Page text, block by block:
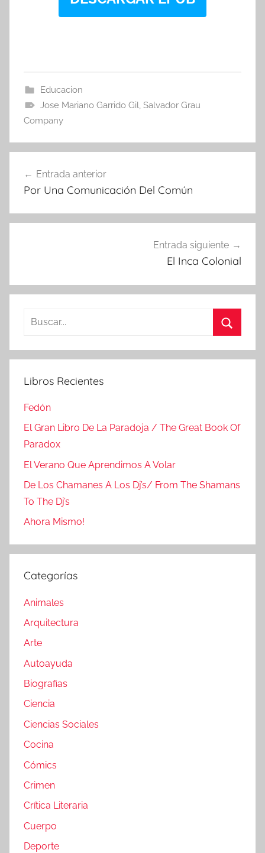
Educacion
Jose Mariano Garrido Gil Salvador Grau
Company
de
Entrada anterior
Por Una Comunicación Del Común
Entrada siguiente
El Inca Colonial
Buscar:
Libros Recientes
Fedón
El Gran Libro De La Paradoja / The Great Book Of
Paradox
El Verano Que Aprendimos A Volar
De Los Chamanes A Los Dj’s/ From The Shamans
To The Dj’s
Ahora Mismo!
Categorías
Animales
Arquitectura
Arte
Autoayuda
Biografias
Ciencia
Ciencias Sociales
Cocina
Cómics
Crimen
Crítica Literaria
Cuerpo
Deporte